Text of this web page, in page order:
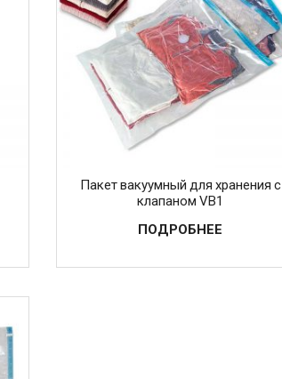
Пакет вакуумный для хранения с
клапаном VB1
ПОДРОБНЕЕ